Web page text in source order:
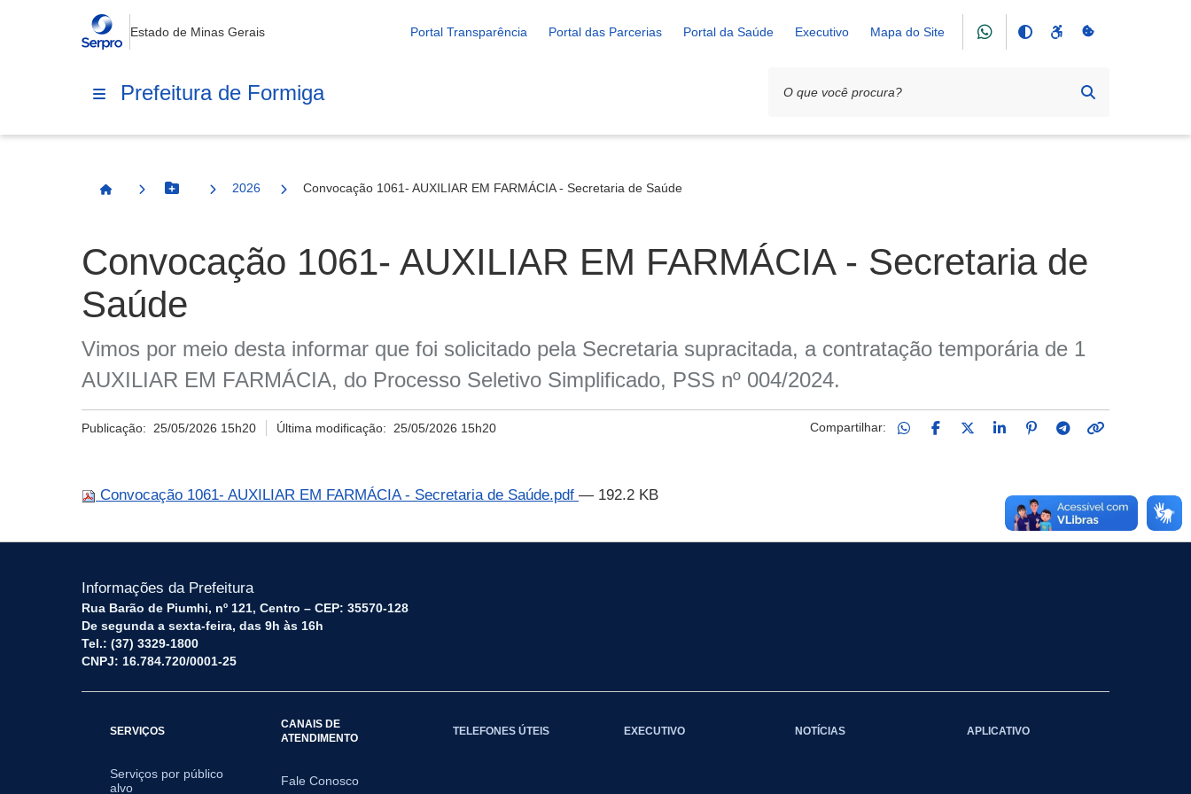
Estado de Minas Gerais Portal Transparência Portal das Parcerias Portal da Saúde Executivo Mapa do Site
Prefeitura de Formiga
Página InicialBotão Menu
2026 Convocação 1061- AUXILIAR EM FARMÁCIA - Secretaria de Saúde
Convocação 1061- AUXILIAR EM FARMÁCIA - Secretaria de
Saúde
Vimos por meio desta informar que foi solicitado pela Secretaria supracitada, a contratação temporária de 1
AUXILIAR EM FARMÁCIA, do Processo Seletivo Simplificado, PSS nº 004/2024.
Publicação: 25/05/2026 15h20 Última modificação: 25/05/2026 15h20 Compartilhar:
Convocação 1061- AUXILIAR EM FARMÁCIA - Secretaria de Saúde.pdf — 192.2 KB
Informações da Prefeitura
Rua Barão de Piumhi, nº 121, Centro – CEP: 35570-128
De segunda a sexta-feira, das 9h às 16h
Tel.: (37) 3329-1800
CNPJ: 16.784.720/0001-25
SERVIÇOS
Serviços por público
alvo
CANAIS DE
ATENDIMENTO
Fale Conosco
TELEFONES ÚTEIS EXECUTIVO NOTÍCIAS APLICATIVO